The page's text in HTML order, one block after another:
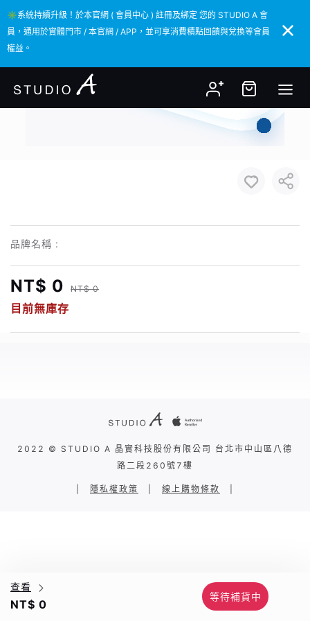
✳️系統持續升級！於本官網 ( 會員中心 ) 註冊及綁定 您的 STUDIO A 會
員，通用於實體門市 / 本官網 / APP，並可享消費積點回饋與兌換等會員
權益。
✳️系統持續升級！於本官網 ( 會員中心 ) 註冊及綁定 您的 STUDIO A 會
員，通用於實體門市 / 本官網 / APP，並可享消費積點回饋與兌換等會員
權益。
品牌名稱 :
NT$ 0 NT$ 0
目前無庫存
查看
NT$ 0
等待補貨中
2022 © STUDIO A 晶實科技股份有限公司 台北市中山區八德
路二段260號7樓
隱私權政策 線上購物條款